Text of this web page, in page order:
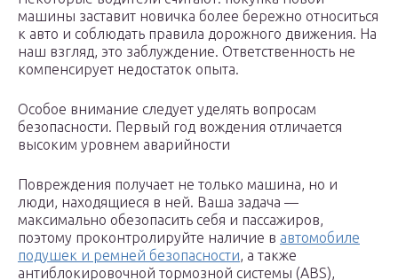
машины заставит новичка более бережно относиться
к авто и соблюдать правила дорожного движения. На
наш взгляд, это заблуждение. Ответственность не
компенсирует недостаток опыта.
Особое внимание следует уделять вопросам
безопасности. Первый год вождения отличается
высоким уровнем аварийности
Повреждения получает не только машина, но и
люди, находящиеся в ней. Ваша задача —
максимально обезопасить себя и пассажиров,
поэтому проконтролируйте наличие в автомобиле
подушек и ремней безопасности, а также
антиблокировочной тормозной системы (ABS),